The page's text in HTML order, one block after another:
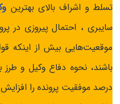
تسلط و اشراف بالای بهترین
سایبری ، احتمال پیروزی در
موقعیت‌هایی بیش از اینکه
باشند، نحوه دفاع وکیل و
درصد موفقیت پرونده را